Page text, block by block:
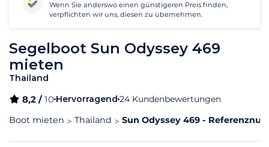
Segelboot Sun Odyssey 469
mieten
Thailand
8,2 /10 Hervorragend 24 Kundenbewertungen
Boot mieten
Thailand Sun Odyssey 469 -
Wenn Sie anderswo einen günstigeren Preis finden,
verpflichten wir uns, diesen zu übernehmen.